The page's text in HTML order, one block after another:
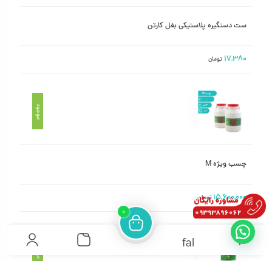
ست دستگیره پلاستیکی بغل کارتن
۱۷,۳۸۰ تومان
موجود
چسب ویژه M
۱۵,۶۰۰,۰۰۰تومان
موجود
fal
۰